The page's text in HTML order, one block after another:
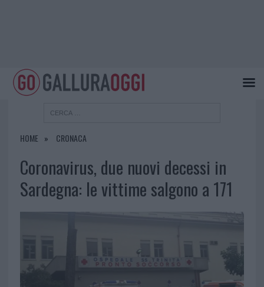
HOME CRONACA
Coronavirus, due nuovi decessi in
Sardegna: le vittime salgono a 171